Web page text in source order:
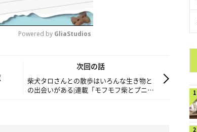
u
t
Powered by GliaStudios
次回の話
柴犬タロさんとの散歩はいろんな生き物と
の出会いがある|連載「モフモフ柴とプニプ